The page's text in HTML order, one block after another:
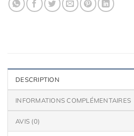
DESCRIPTION
INFORMATIONS COMPLÉMENTAIRES
AVIS (0)